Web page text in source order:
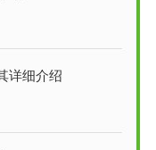
详细介绍